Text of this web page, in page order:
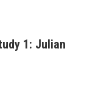
1: Julian